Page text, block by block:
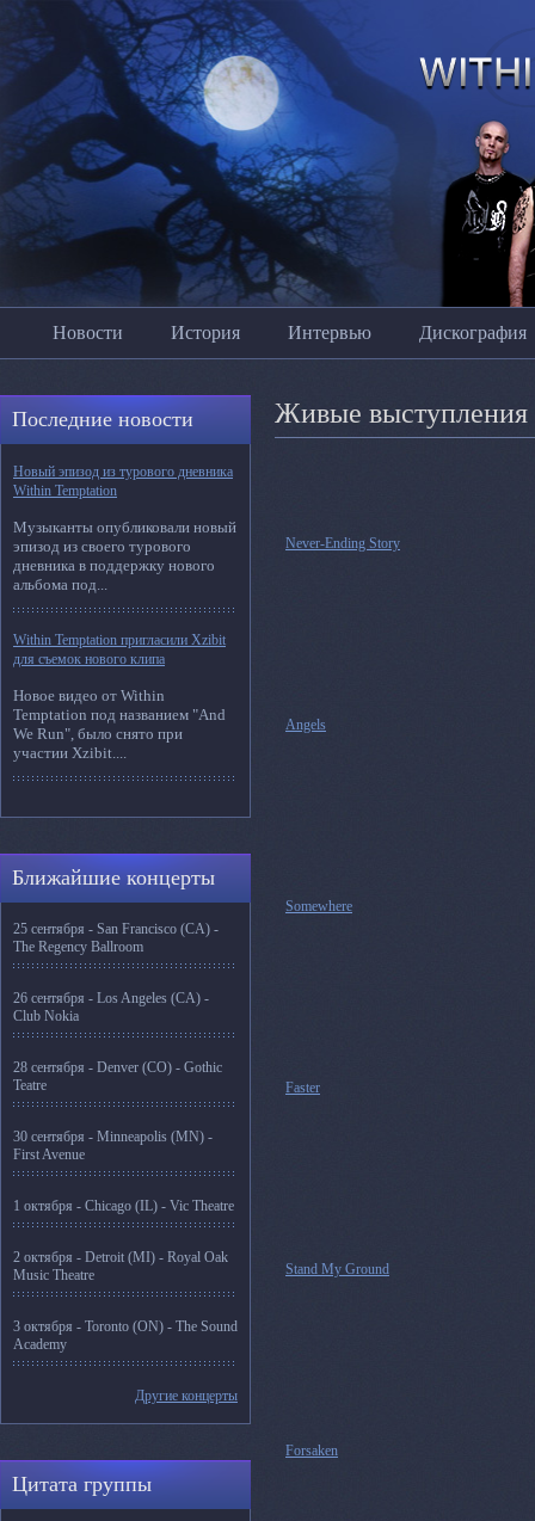
Новости История Интервью Дискография
Последние новости
Новый эпизод из турового дневника
Within Temptation
Музыканты опубликовали новый
эпизод из своего турового
дневника в поддержку нового
альбома под...
Within Temptation пригласили Xzibit
для съемок нового клипа
Новое видео от Within
Temptation под названием "And
We Run", было снято при
участии Xzibit....
Ближайшие концерты
25 сентября - San Francisco (CA) -
The Regency Ballroom
26 сентября - Los Angeles (CA) -
Club Nokia
28 сентября - Denver (CO) - Gothic
Teatre
30 сентября - Minneapolis (MN) -
First Avenue
1 октября - Chicago (IL) - Vic Theatre
2 октября - Detroit (MI) - Royal Oak
Music Theatre
3 октября - Toronto (ON) - The Sound
Academy
Другие концерты
Цитата группы
Живые выступления
Never-Ending Story
Angels
Somewhere
Faster
Stand My Ground
Forsaken